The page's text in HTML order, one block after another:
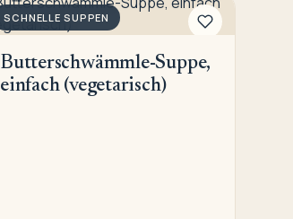
SCHNELLE SUPPEN
Butterschwämmle-Suppe,
einfach (vegetarisch)